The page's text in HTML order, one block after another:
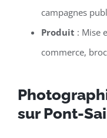
campagnes
Produit : Mise
commerce,
sur Pont-